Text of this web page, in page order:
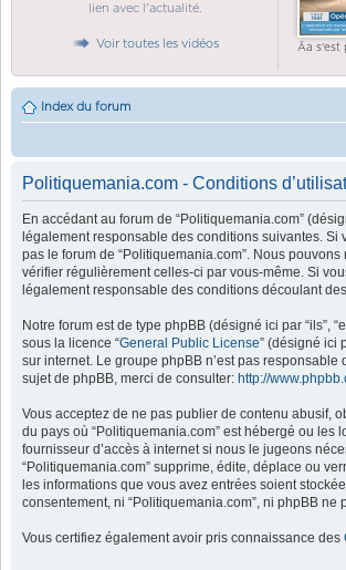
lien avec l'actualité.
Voir toutes les vidéos Ãa s'est
Index du forum
Politiquemania.com - Conditions
En accédant au forum de “Politiquemania.com”
légalement responsable des conditions suivantes. Si
pas le forum de “Politiquemania.com”. Nous
vérifier régulièrement celles-ci par vous-même. Si
légalement responsable des conditions découlant
Notre forum est de type phpBB (désigné ici par “ils”,
sous la licence “General Public License” (désigné ici
sur internet. Le groupe phpBB n’est pas
sujet de phpBB, merci de consulter: http://
Vous acceptez de ne pas publier de contenu abusif,
du pays où “Politiquemania.com” est hébergé ou
fournisseur d’accès à internet si nous le jugeons
“Politiquemania.com” supprime, édite, déplace ou
les informations que vous avez entrées soient
consentement, ni “Politiquemania.com”, ni phpBB
Vous certifiez également avoir pris connaissance des